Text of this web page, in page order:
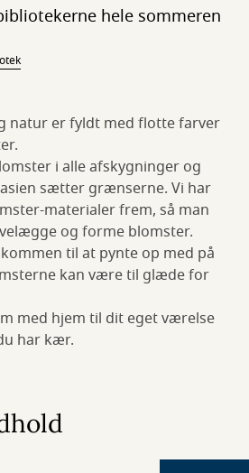
hele sommeren
natur er fyldt med flotte farver
i alle afskygninger og
sætter grænserne. Vi har
materialer frem, så man
og forme blomster.
til at pynte op med på
kan være til glæde for
med hjem til dit eget værelse
har kær.